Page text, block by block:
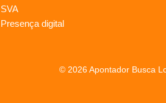
SVA
Presença digital
© 2026 Apontador Busca